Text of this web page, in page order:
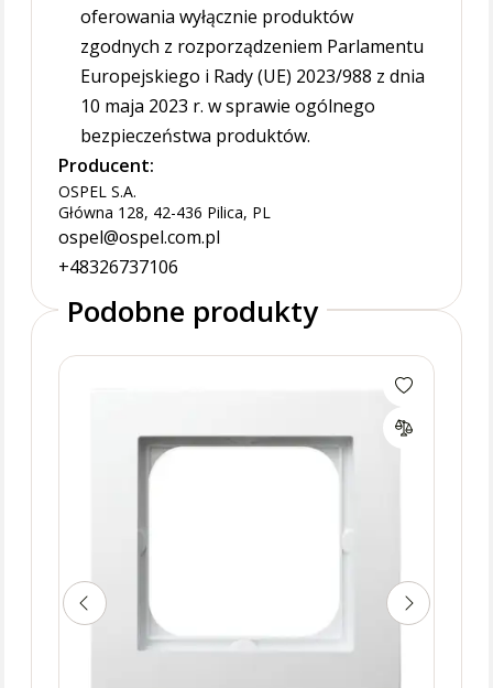
oferowania wyłącznie produktów
zgodnych z rozporządzeniem Parlamentu
Europejskiego i Rady (UE) 2023/988 z dnia
10 maja 2023 r. w sprawie ogólnego
bezpieczeństwa produktów.
Producent:
OSPEL S.A.
Główna 128, 42-436 Pilica, PL
ospel@ospel.com.pl
+48326737106
Podobne produkty